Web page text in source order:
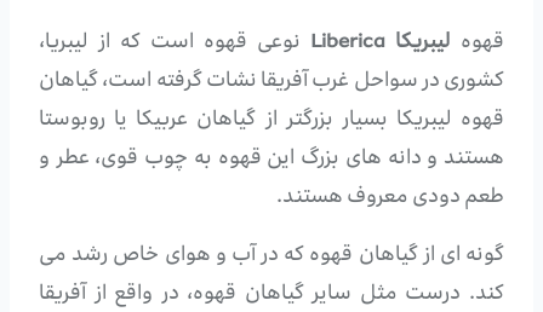
قهوه لیبریکا Liberica نوعی قهوه است که از لیبریا،
کشوری در سواحل غرب آفریقا نشات گرفته است، گیاهان
قهوه لیبریکا بسیار بزرگتر از گیاهان عربیکا یا روبوستا
هستند و دانه های بزرگ این قهوه به چوب قوی، عطر و
طعم دودی معروف هستند.
گونه ای از گیاهان قهوه که در آب و هوای خاص رشد می
کند. درست مثل سایر گیاهان قهوه، در واقع از آفریقا